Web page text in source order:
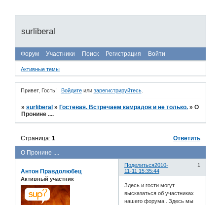
surliberal
Форум Участники Поиск Регистрация Войти
Активные темы
Привет, Гость! Войдитеили зарегистрируйтесь.
»surliberal » Гостевая. Встречаем камрадов и не только. »О
Пронине ....
О Пронине ....
Страница:1 Ответить
Поделиться 1
2010-
11-11 15:35:44
Антон Правдолюбец
Активный участник
Здесь и гости могут
высказаться об участниках
нашего форума . Здесь мы